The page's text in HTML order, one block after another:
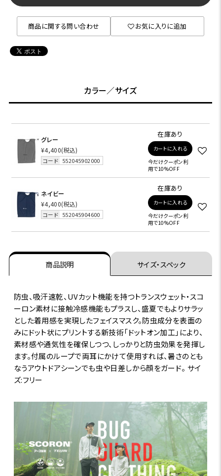
商品に関する問い合わせ お気に入りに追加
カラー／サイズ
グレー
¥4,400(税込)
コード 552045902000
在庫あり
カートに入れる
今だけクーポン利
用で10%OFF
ネイビー
¥4,400(税込)
コード 552045904600
在庫あり
カートに入れる
今だけクーポン利
用で10%OFF
商品説明 サイズ・スペック
防虫、吸汗速乾、UVカット機能を持つトランスウェット・スコ
ーロン素材に接触冷感機能もプラスし、盛夏でもよりサラッ
とした着用感を実現したフェイスマスク。防虫成分を表面の
みにドット状にプリントする新技術「ドットオン加工」により、
素材感や通気性を確保しつつ、しっかりと防虫効果を発揮し
ます。付属のループで両耳にかけて使用すれば、暑さのとも
なうアウトドアシーンでも虫や日差しから顔をガード。 サイ
ズ:フリー